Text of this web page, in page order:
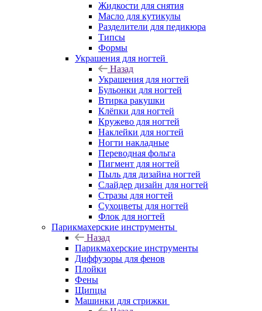
Жидкости для снятия
Масло для кутикулы
Разделители для педикюра
Типсы
Формы
Украшения для ногтей
Назад
Украшения для ногтей
Бульонки для ногтей
Втирка ракушки
Клёпки для ногтей
Кружево для ногтей
Наклейки для ногтей
Ногти накладные
Переводная фольга
Пигмент для ногтей
Пыль для дизайна ногтей
Слайдер дизайн для ногтей
Стразы для ногтей
Сухоцветы для ногтей
Флок для ногтей
Парикмахерские инструменты
Назад
Парикмахерские инструменты
Диффузоры для фенов
Плойки
Фены
Щипцы
Машинки для стрижки